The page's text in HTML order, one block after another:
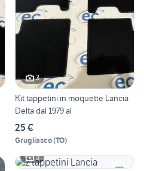
3
Kit tappetini in moquette Lancia
Delta dal 1979 al
25 €
Grugliasco(TO)
3